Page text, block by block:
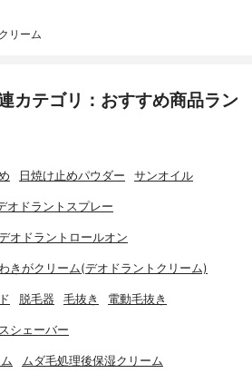
リーム
カテゴリ：おすすめ商品ラン
日焼け止めパウダー サンオイル
オドラントスプレー
オドラントロールオン
わきがクリーム(デオドラントクリーム)
脱毛器 毛抜き 電動毛抜き
シェーバー
ムダ毛処理後保湿クリーム